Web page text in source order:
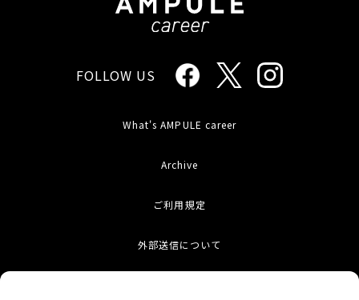
FOLLOW US
What's AMPULE career
Archive
ご利用規定
外部送信について